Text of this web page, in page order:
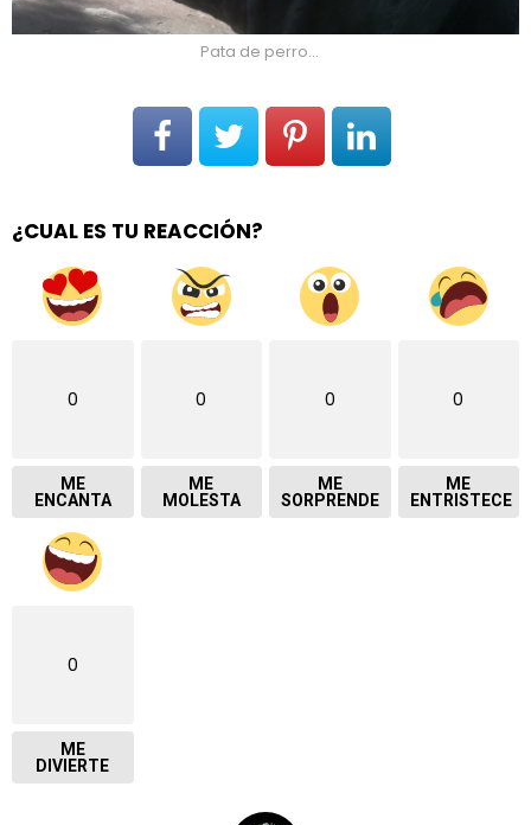
Pata de perro…
¿CUAL ES TU REACCIÓN?
0
ME
ENCANTA
0
ME
MOLESTA
0
ME
SORPRENDE
0
ME
ENTRISTECE
0
ME
DIVIERTE